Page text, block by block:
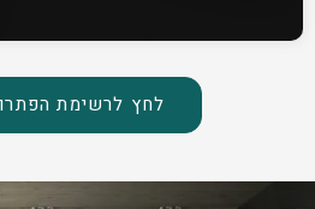
לחץ לרשימת